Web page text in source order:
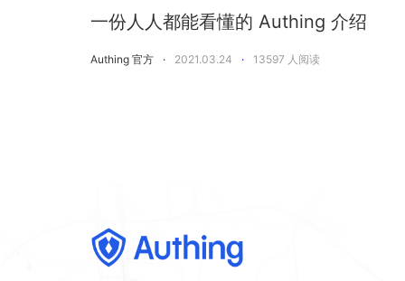
一份人人都能看懂的 Authing 介绍
Authing 官方 · 2021.03.24 · 13597 人阅读